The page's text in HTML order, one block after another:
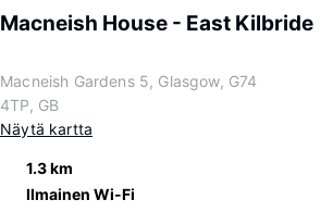
Macneish House - East Kilbride
Macneish Gardens 5, Glasgow, G74
4TP, GB
Näytä kartta
1.3 km
Ilmainen Wi-Fi